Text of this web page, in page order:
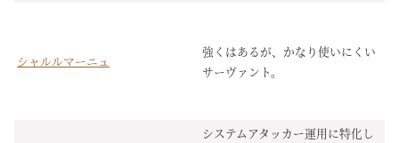
シャルルマーニュ
強くはあるが、かなり使いにくい
サーヴァント。
システムアタッカー運用に特化し